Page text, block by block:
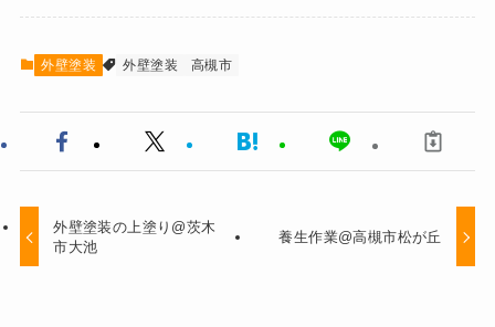
外壁塗装 外壁塗装 高槻市
外壁塗装の上塗り@茨木
市大池
養生作業@高槻市松が丘